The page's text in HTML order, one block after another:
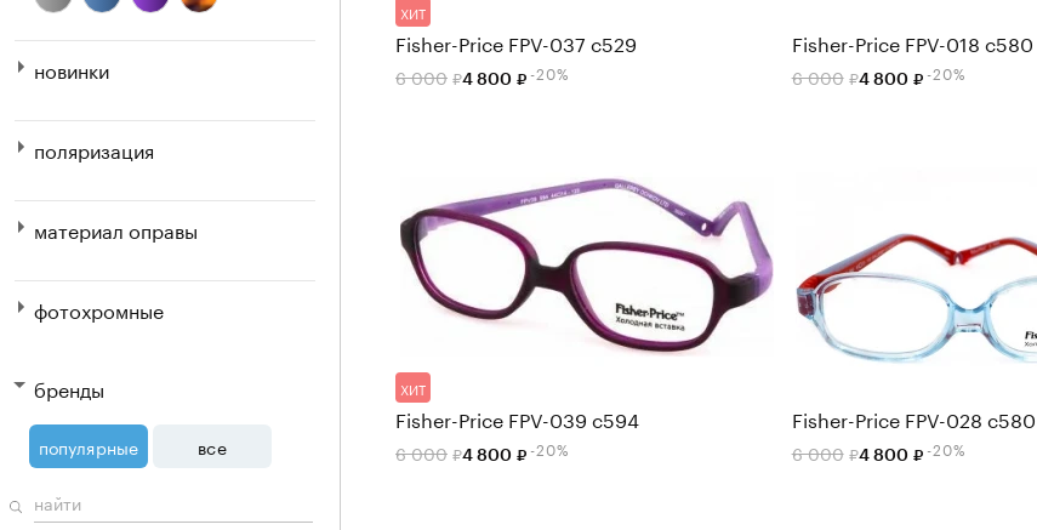
новинки
поляризация
материал оправы
фотохромные
бренды
популярные все
ХИТ
Fisher-Price FPV-037 c529
6 000 4 800 -20%
Fisher-Price FPV-018 c580
6 000 4 800 -20%
ХИТ
Fisher-Price FPV-039 c594
6 000 4 800 -20%
Fisher-Price FPV-028 c580
6 000 4 800 -20%